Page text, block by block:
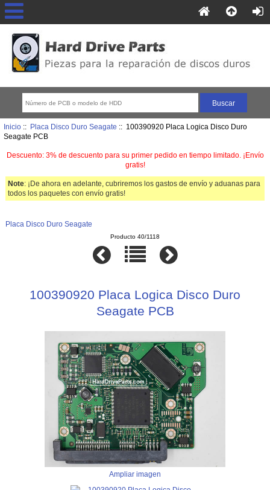
Inicio:: Placa Disco Duro Seagate :: 100390920 Placa Logica Disco Duro
Seagate PCB
Descuento: 3% de descuento para su primer pedido en tiempo limitado. ¡Envío
gratis!
Note: ¡De ahora en adelante, cubriremos los gastos de envío y aduanas para
todos los paquetes con envío gratis!
Placa Disco Duro Seagate
Producto 40/1118
100390920 Placa Logica Disco Duro
Seagate PCB
Ampliar imagen